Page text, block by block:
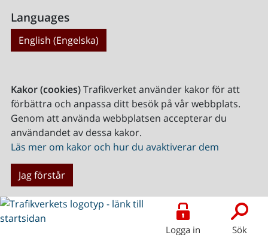
Languages
English (Engelska)
Kakor (cookies)Trafikverket använder kakor för att
förbättra och anpassa ditt besök på vår webbplats.
Genom att använda webbplatsen accepterar du
användandet av dessa kakor.
Läs mer om kakor och hur du avaktiverar dem
Jag förstår
Logga in Sök